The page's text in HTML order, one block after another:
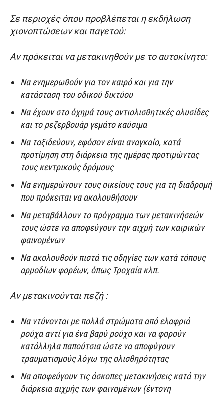
Σε περιοχές όπου προβλέπεται η εκδήλωση
χιονοπτώσεων και παγετού:
Αν πρόκειται να μετακινηθούν με το αυτοκίνητο:
Να ενημερωθούν για τον καιρό και για την
κατάσταση του οδικού δικτύου
Να έχουν στο όχημά τους αντιολισθητικές αλυσίδες
και το ρεζερβουάρ γεμάτο καύσιμα
Να ταξιδεύουν, εφόσον είναι αναγκαίο, κατά
προτίμηση στη διάρκεια της ημέρας προτιμώντας
τους κεντρικούς δρόμους
Να ενημερώνουν τους οικείους τους για τη διαδρομή
που πρόκειται να ακολουθήσουν
Να μεταβάλλουν το πρόγραμμα των μετακινήσεών
τους ώστε να αποφεύγουν την αιχμή των καιρικών
φαινομένων
Να ακολουθούν πιστά τις οδηγίες των κατά τόπους
αρμοδίων φορέων, όπως Τροχαία κλπ.
Αν μετακινούνται πεζή :
Να ντύνονται με πολλά στρώματα από ελαφριά
ρούχα αντί για ένα βαρύ ρούχο και να φορούν
κατάλληλα παπούτσια ώστε να αποφύγουν
τραυματισμούς λόγω της ολισθηρότητας
Να αποφεύγουν τις άσκοπες μετακινήσεις κατά την
διάρκεια αιχμής των φαινομένων (έντονη